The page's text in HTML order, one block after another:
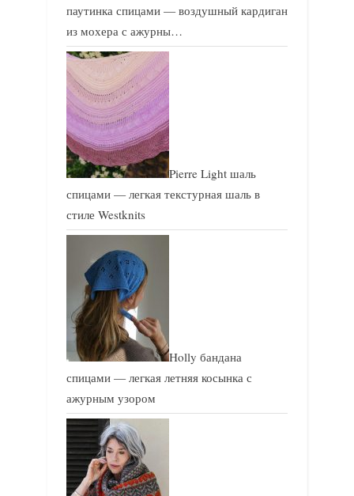
паутинка спицами — воздушный кардиган
из мохера с ажурны…
Pierre Light шаль
спицами — легкая текстурная шаль в
стиле Westknits
Holly бандана
спицами — легкая летняя косынка с
ажурным узором